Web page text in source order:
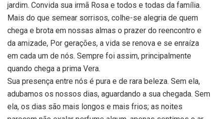
jardim. Convida sua irmã Rosa e todos e todas da família.
Mais do que semear sorrisos, colhe-se alegria de quem
chega e brota em nossas almas o prazer do reencontro e
da amizade, Por gerações, a vida se renova e se enraíza
em cada um de nós. Sempre foi assim, principalmente
quando chega a prima Vera.
Sua presença entre nós é pura e de rara beleza. Sem ela,
adubamos os nossos dias, aguardando a sua chegada. Sem
ela, os dias são mais longos e mais frios; as noites